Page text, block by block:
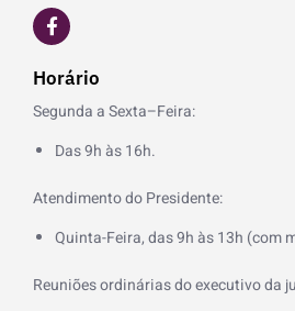
F
a
c
e
b
o
o
k
Horário
Segunda a Sexta–Feira:
Das 9h às 16h.
Atendimento do Presidente:
Quinta-Feira, das 9h às 13h (com
Reuniões ordinárias do executivo da